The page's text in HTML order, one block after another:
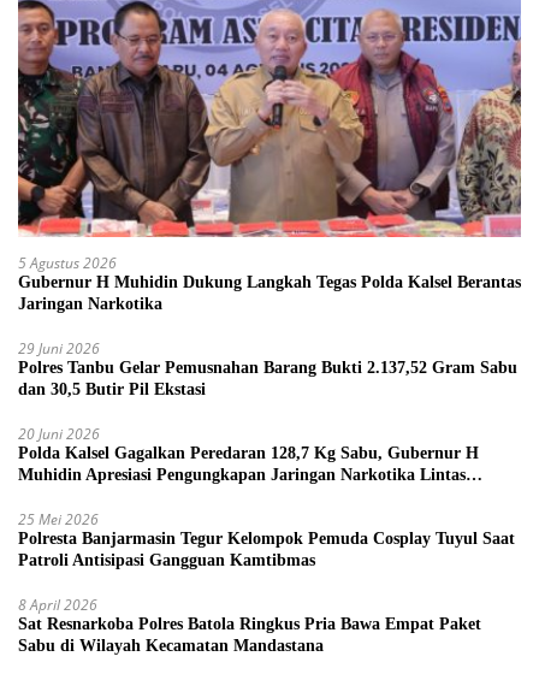
5 Agustus 2026
Gubernur H Muhidin Dukung Langkah Tegas Polda Kalsel Berantas
Jaringan Narkotika
29 Juni 2026
Polres Tanbu Gelar Pemusnahan Barang Bukti 2.137,52 Gram Sabu
dan 30,5 Butir Pil Ekstasi
20 Juni 2026
Polda Kalsel Gagalkan Peredaran 128,7 Kg Sabu, Gubernur H
Muhidin Apresiasi Pengungkapan Jaringan Narkotika Lintas
25 Mei 2026
Polresta Banjarmasin Tegur Kelompok Pemuda Cosplay Tuyul Saat
Patroli Antisipasi Gangguan Kamtibmas
8 April 2026
Sat Resnarkoba Polres Batola Ringkus Pria Bawa Empat Paket
Sabu di Wilayah Kecamatan Mandastana